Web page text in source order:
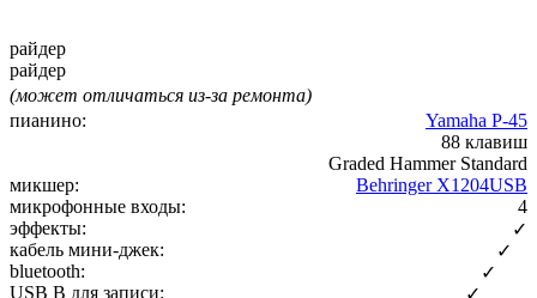
райдер
райдер
(может отличаться из-за ремонта)
пианино:
Yamaha P-45
88 клавиш
Graded Hammer Standard
микшер:
Behringer X1204USB
микрофонные входы:
4
эффекты:
✓
кабель мини-джек:
✓
bluetooth:
✓
USB B для записи:
✓